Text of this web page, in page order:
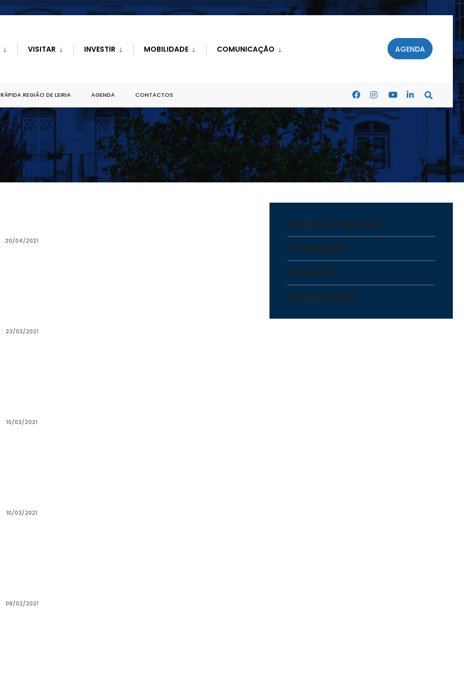
VISITAR INVESTIR MOBILIDADE COMUNICAÇÃO AGENDA
RÁPIDA REGIÃO DE LEIRIA AGENDA CONTACTOS
20/04/2021
23/03/2021
10/03/2021
10/03/2021
09/02/2021
CIM REGIÃO DE LEIRIA
ATRIBUIÇÕES
ORGÂNICA
RECRUTAMENTO